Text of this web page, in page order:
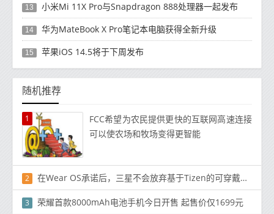
13 小米Mi 11X Pro与Snapdragon 888处理器一起发布
14 华为MateBook X Pro笔记本电脑获得全新升级
15 苹果iOS 14.5将于下周发布
随机推荐
1
FCC希望为农民提供更快的互联网高速连接
可以使农场和牧场变得更智能
2 在Wear OS承诺后，三星不会放弃基于Tizen的可穿戴设备
3 荣耀首款8000mAh电池手机今日开售 起售价仅1699元